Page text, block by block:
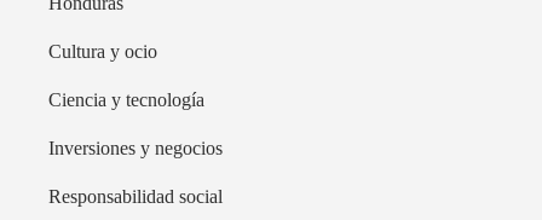
Cultura y ocio
Ciencia y tecnología
Inversiones y negocios
Responsabilidad social